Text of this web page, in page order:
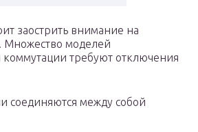
заострить внимание на
моделей
требуют отключения
соединяются между собой